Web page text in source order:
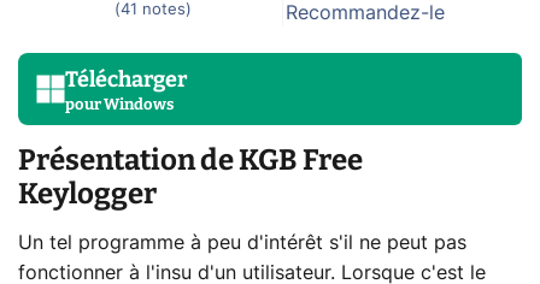
(41 notes) Recommandez-le
Télécharger
pourWindows
Présentation de KGB Free
Keylogger
Un tel programme à peu d'intérêt s'il ne peut pas
fonctionner à l'insu d'un utilisateur. Lorsque c'est le